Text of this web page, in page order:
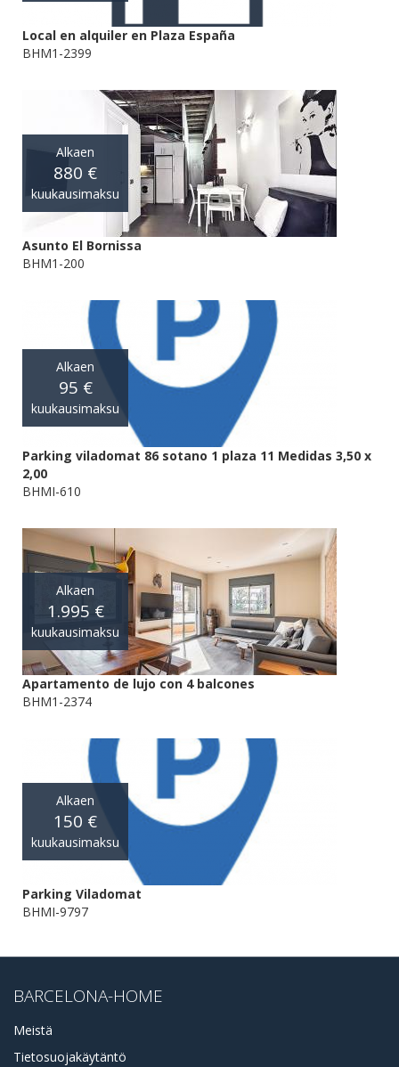
Local en alquiler en Plaza España
BHM1-2399
Alkaen
880 €
kuukausimaksu
Asunto El Bornissa
BHM1-200
Alkaen
95 €
kuukausimaksu
Parking viladomat 86 sotano 1 plaza 11 Medidas 3,50 x
2,00
BHMI-610
Alkaen
1.995 €
kuukausimaksu
Apartamento de lujo con 4 balcones
BHM1-2374
Alkaen
150 €
kuukausimaksu
Parking Viladomat
BHMI-9797
BARCELONA-HOME
Meistä
Tietosuojakäytäntö